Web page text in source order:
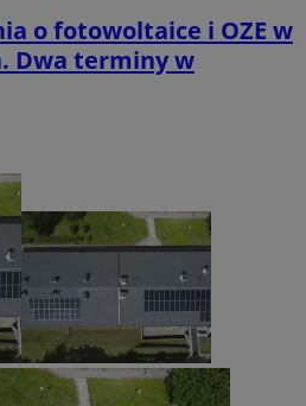
o fotowoltaice i OZE w
Dwa terminy w